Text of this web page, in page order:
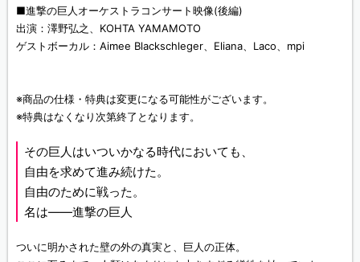
■進撃の巨人オーケストラコンサート映像(後編)
出演：澤野弘之、KOHTA YAMAMOTO
ゲストボーカル：Aimee Blackschleger、Eliana、Laco、mpi
※商品の仕様・特典は変更になる可能性がございます。
※特典はなくなり次第終了となります。
その巨人はいついかなる時代においても、
自由を求めて進み続けた。
自由のために戦った。
名は――進撃の巨人
ついに明かされた壁の外の真実と、巨人の正体。